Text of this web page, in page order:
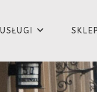
USŁUGI SKLEP